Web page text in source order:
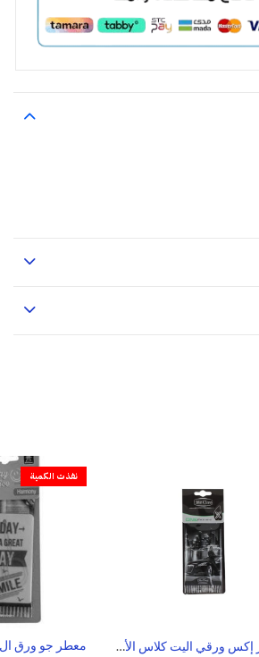
معطر إكس ورقي اليت كلاس الأسباني
نفذت الكمية
معطر جو ورق